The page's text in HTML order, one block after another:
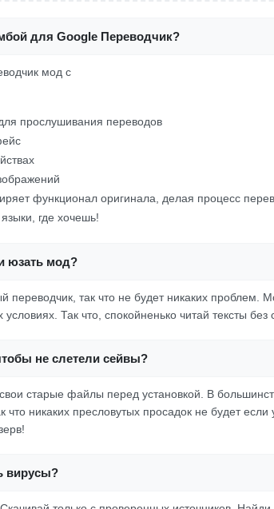
для Google Переводчик?
мод с
прослушивания переводов
функционал оригинала, делая процесс
где хочешь!
юзать мод?
переводчик, так что не будет никаких проблем.
Так что, спокойненько читай тексты без
не слетели сейвы?
старые файлы перед установкой. В
никаких пресловутых просадок не будет если
вирусы?